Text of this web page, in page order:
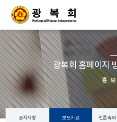
광복회 홈페이지
홍
공지사항 보도자료 언론속의